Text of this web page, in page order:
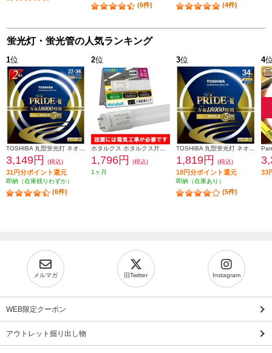
(6件) (4件)
蛍光灯・蛍光管の人気ランキング
1位
3,149円 (税込)
31円分ポイント還元
即納（在庫残りわずか）
(6件)
2位
1,796円
(税込)
1ヶ月
3位
1,819円 (税込)
18円分ポイント還元
即納（在庫あり）
(5件)
4
33
メルマガ 旧Twitter Instagram
WEB限定クーポン
アウトレット掘り出し物